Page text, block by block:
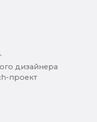
дизайнера
проект